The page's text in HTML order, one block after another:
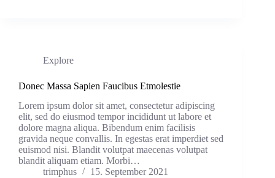
Explore
Donec Massa Sapien Faucibus Etmolestie
Lorem ipsum dolor sit amet, consectetur adipiscing
elit, sed do eiusmod tempor incididunt ut labore et
dolore magna aliqua. Bibendum enim facilisis
gravida neque convallis. In egestas erat imperdiet sed
euismod nisi. Blandit volutpat maecenas volutpat
blandit aliquam etiam. Morbi…
trimphus
15. September 2021